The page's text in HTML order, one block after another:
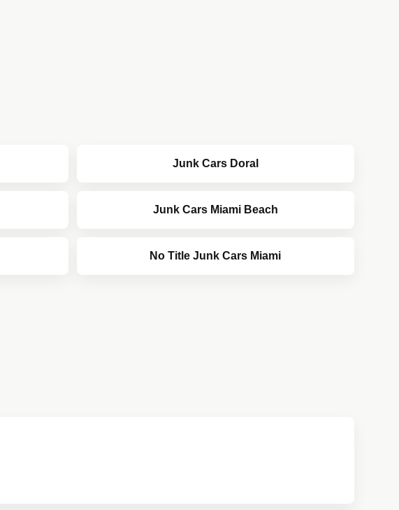
Junk Cars Doral
Junk Cars Miami Beach
No Title Junk Cars Miami